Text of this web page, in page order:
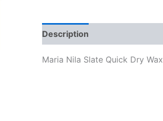
Description
Maria Nila Slate Quick Dry Wax